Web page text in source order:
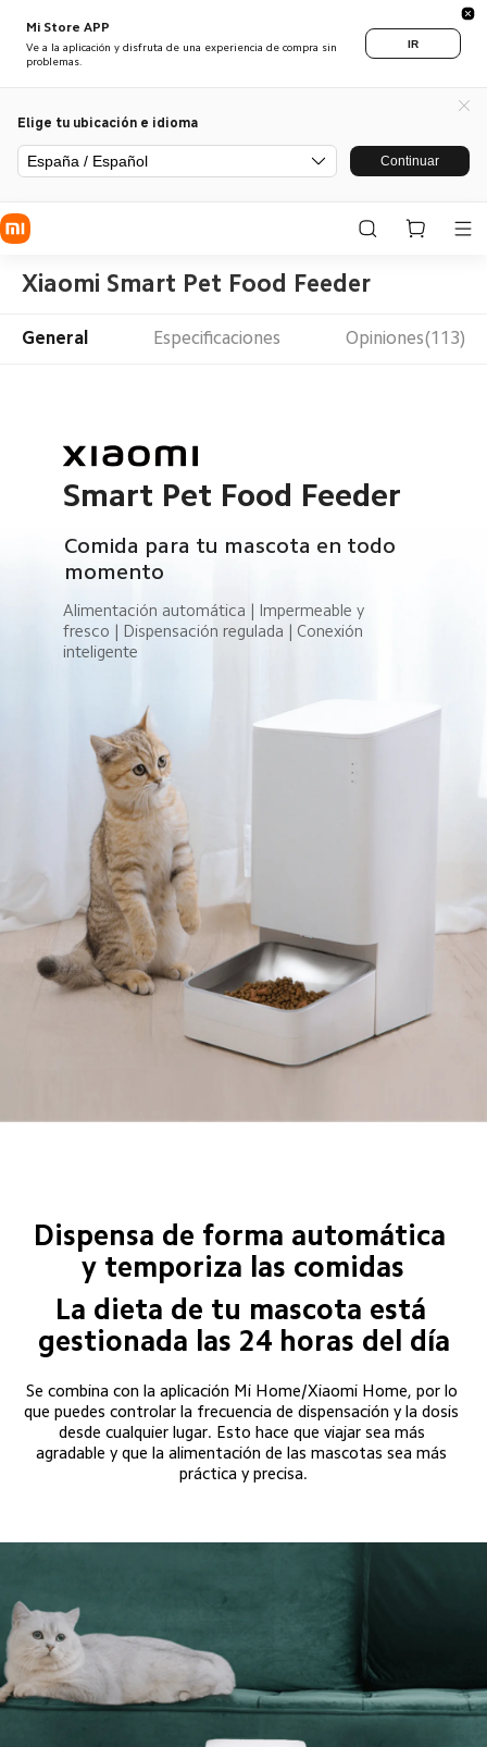
Mi Store APP
Ve a la aplicación y disfruta de una experiencia de compra sin
problemas.
IR
Elige tu ubicación e idioma
España / Español Continuar
Xiaomi Smart Pet Food Feeder
General Especificaciones Opiniones(113)
Smart Pet Food Feeder
Comida para tu mascota en todo
momento
Alimentación automática | Impermeable y
fresco | Dispensación regulada | Conexión
inteligente
Dispensa de forma automática
y temporiza las comidas
La dieta de tu mascota está
gestionada las 24 horas del día
Se combina con la aplicación Mi Home/Xiaomi Home, por lo
que puedes controlar la frecuencia de dispensación y la dosis
desde cualquier lugar. Esto hace que viajar sea más
agradable y que la alimentación de las mascotas sea más
práctica y precisa.